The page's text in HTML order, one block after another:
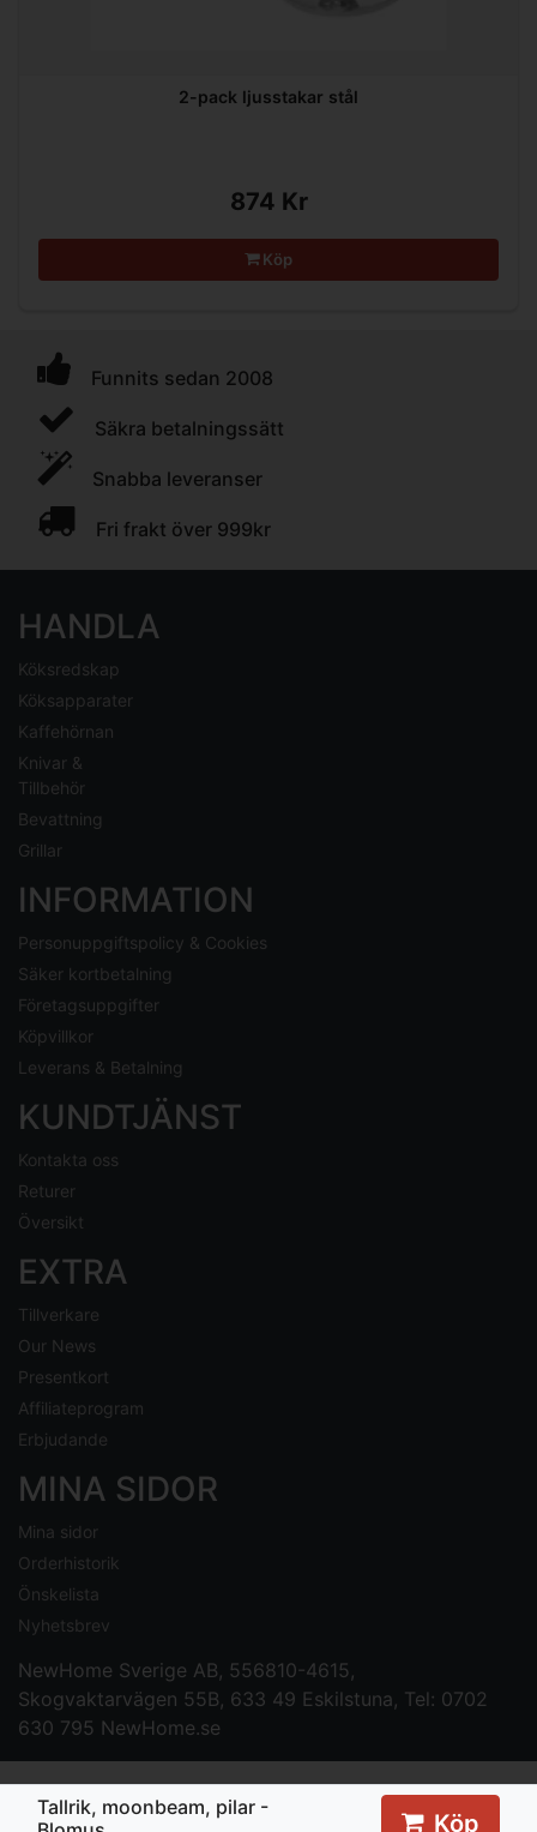
2-pack ljusstakar stål
874 Kr
Köp
Tallrik, moonbeam, pilar -
Köp
Funnits sedan 2008
Säkra betalningssätt
Snabba leveranser
Fri frakt över 999kr
HANDLA
Köksredskap
Köksapparater
Kaffehörnan
Knivar &
Tillbehör
Bevattning
Grillar
INFORMATION
Personuppgiftspolicy & Cookies
Säker kortbetalning
Företagsuppgifter
Köpvillkor
Leverans & Betalning
KUNDTJÄNST
Kontakta oss
Returer
Översikt
EXTRA
Tillverkare
Our News
Presentkort
Affiliateprogram
Erbjudande
MINA SIDOR
Mina sidor
Orderhistorik
Önskelista
Nyhetsbrev
NewHome Sverige AB, 556810-4615,
Skogvaktarvägen 55B, 633 49 Eskilstuna, Tel: 0702
630 795 NewHome.se